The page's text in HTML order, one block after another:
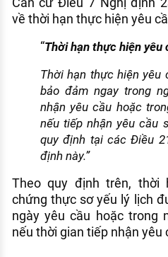
về thời hạn thực hiện yêu
“Thời hạn thực hiện
Thời hạn thực hiện
bảo đảm ngay trong
nhận yêu cầu hoặc
nếu tiếp nhận yêu cầu
quy định tại các Điều
định này.”
Theo quy định trên, thời
chứng thực sơ yếu lý lịch
ngày yêu cầu hoặc trong
nếu thời gian tiếp nhận yêu